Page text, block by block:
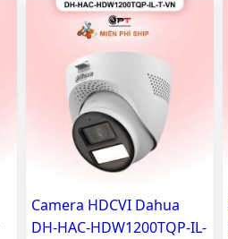
Camera HDCVI Dahua
DH-HAC-HDW1200TQP-IL-